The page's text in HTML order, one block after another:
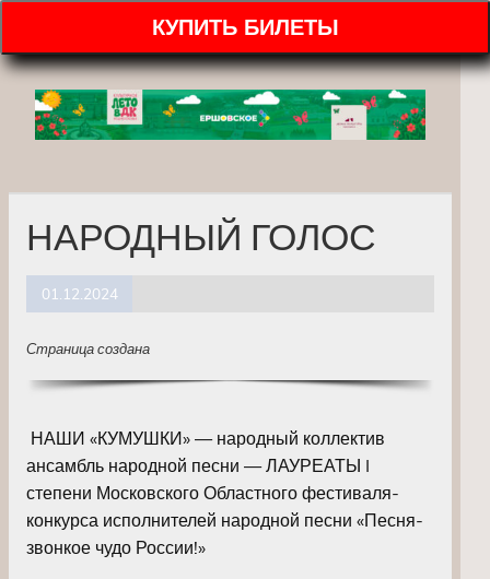
КУПИТЬ БИЛЕТЫ
НАРОДНЫЙ ГОЛОС
01.12.2024
Страница создана
НАШИ «КУМУШКИ» — народный коллектив
ансамбль народной песни — ЛАУРЕАТЫ I
степени Московского Областного фестиваля-
конкурса исполнителей народной песни «Песня-
звонкое чудо России!»